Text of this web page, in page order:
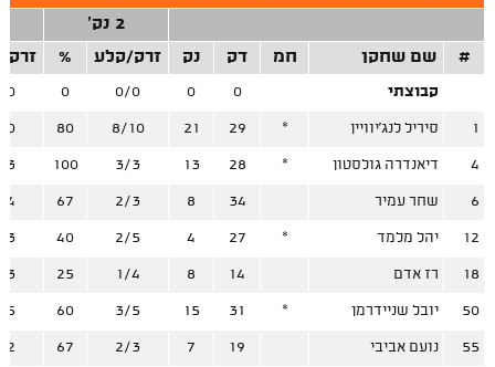
2 נק'
#
שם שחקן חמ דק נק זרק/קלע %
קבוצתי 0
0
0/0
0
0
1 סיריל לנג'יוויין *
29
21
8/10
80
0
4 דיאנדרה גולסטון *
28
13
3/3
100
3
6 שחר עמיר 34
8
2/3
67
4
12 יהל מלמד *
27
4
2/5
40
3
18 רז אדם 14
8
1/4
25
3
50 יובל שניידרמן *
31
15
3/5
60
5
55 נועם אביבי 19
7
2/3
67
2